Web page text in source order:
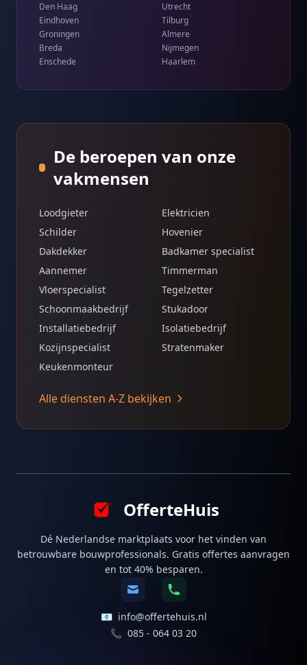
Den Haag
Utrecht
Eindhoven
Tilburg
Groningen
Almere
Breda
Nijmegen
Enschede
Haarlem
De beroepen van onze
vakmensen
Loodgieter
Elektricien
Schilder
Hovenier
Dakdekker
Badkamer specialist
Aannemer
Timmerman
Vloerspecialist
Tegelzetter
Schoonmaakbedrijf
Stukadoor
Installatiebedrijf
Isolatiebedrijf
Kozijnspecialist
Stratenmaker
Keukenmonteur
Alle diensten A-Z bekijken
OfferteHuis
Dé Nederlandse marktplaats voor het vinden van
betrouwbare bouwprofessionals. Gratis offertes aanvragen
en tot 40% besparen.
📧 info@offertehuis.nl
📞 085 - 064 03 20